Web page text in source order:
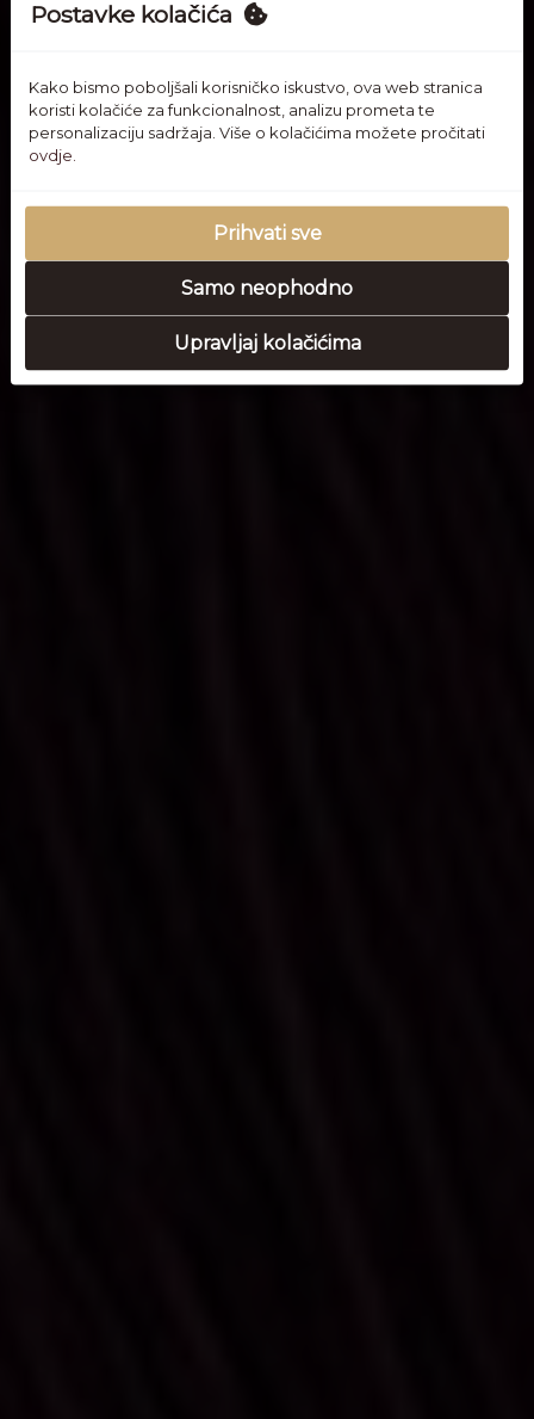
Postavke kolačića
Kako bismo poboljšali korisničko iskustvo, ova web stranica
koristi kolačiće za funkcionalnost, analizu prometa te
personalizaciju sadržaja. Više o kolačićima možete pročitati
ovdje.
Prihvati sve
Samo neophodno
Upravljaj kolačićima